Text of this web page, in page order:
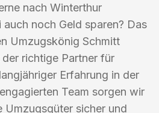
nach Winterthur
noch Geld sparen? Das
Umzugskönig Schmitt
richtige Partner für
Erfahrung in der
Team sorgen wir
Umzugsgüter sicher und